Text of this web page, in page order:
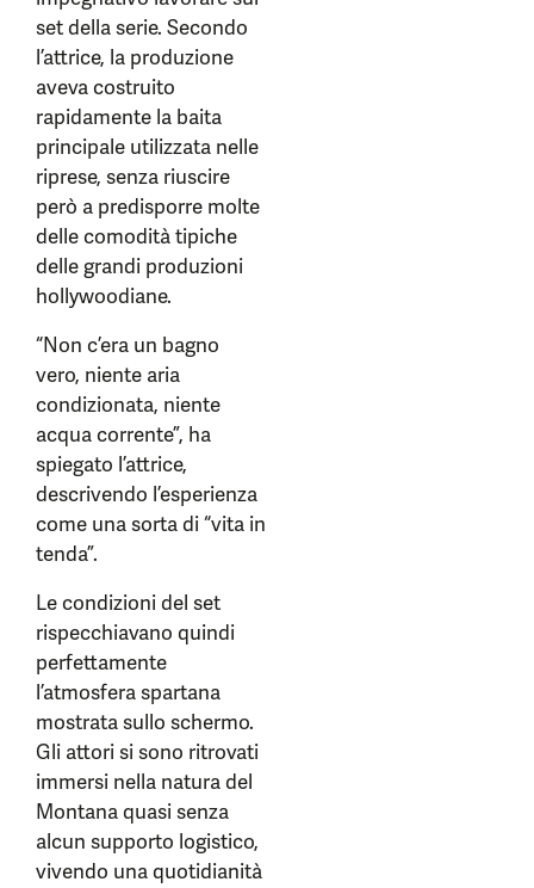
set della serie. Secondo
l’attrice, la produzione
aveva costruito
rapidamente la baita
principale utilizzata nelle
riprese, senza riuscire
però a predisporre molte
delle comodità tipiche
delle grandi produzioni
hollywoodiane.
“Non c’era un bagno
vero, niente aria
condizionata, niente
acqua corrente”, ha
spiegato l’attrice,
descrivendo l’esperienza
come una sorta di “vita in
tenda”.
Le condizioni del set
rispecchiavano quindi
perfettamente
l’atmosfera spartana
mostrata sullo schermo.
Gli attori si sono ritrovati
immersi nella natura del
Montana quasi senza
alcun supporto logistico,
vivendo una quotidianità